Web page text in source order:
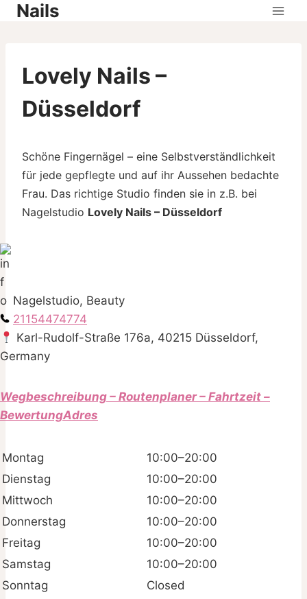
SkipNails
Lovely Nails –
Düsseldorf
Schöne Fingernägel – eine Selbstverständlichkeit
für jede gepflegte und auf ihr Aussehen bedachte
Frau. Das richtige Studio finden sie in z.B. bei
Nagelstudio Lovely Nails – Düsseldorf
Nagelstudio, Beauty
21154474774
Karl-Rudolf-Straße 176a, 40215 Düsseldorf,
Germany
Wegbeschreibung – Routenplaner – Fahrtzeit –
BewertungAdres
Montag
10:00–20:00
Dienstag
10:00–20:00
Mittwoch
10:00–20:00
Donnerstag
10:00–20:00
Freitag
10:00–20:00
Samstag
10:00–20:00
Sonntag
Closed